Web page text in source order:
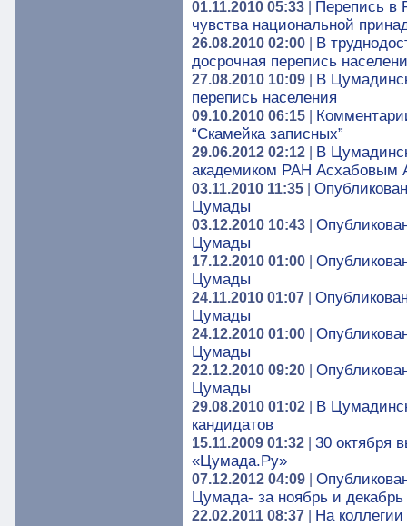
01.11.2010 05:33
Перепись в
чувства национальной
26.08.2010 02:00
В
досрочная перепись
27.08.2010 10:09
В
перепись населения
09.10.2010 06:15
“Скамейка записных”
29.06.2012 02:12
В
академиком РАН Асхабовым
03.11.2010 11:35
Цумады
03.12.2010 10:43
Цумады
17.12.2010 01:00
Цумады
24.11.2010 01:07
Цумады
24.12.2010 01:00
Цумады
22.12.2010 09:20
Цумады
29.08.2010 01:02
В
кандидатов
15.11.2009 01:32
30 октября
«Цумада.Ру»
07.12.2012 04:09
Цумада- за ноябрь и декабрь
22.02.2011 08:37
На